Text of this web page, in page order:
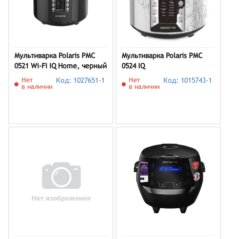
Мультиварка Polaris PMC
0521 Wi-Fi IQ Home, черный
Нет
в наличии
Код: 1027651-1
Мультиварка Polaris PMC
0524 IQ
Нет
в наличии
Код: 1015743-1